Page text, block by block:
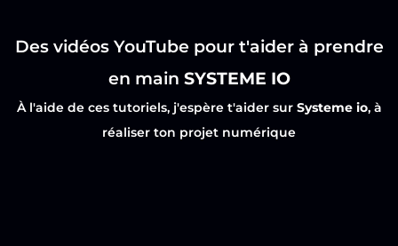
Des vidéos YouTube pour t'aider à prendre
en main SYSTEME IO
À l'aide de ces tutoriels, j'espère t'aider sur Systeme io, à
réaliser ton projet numérique